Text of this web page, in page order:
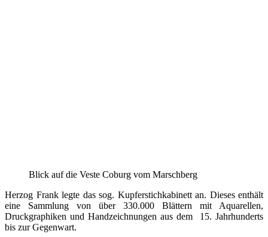
Blick auf die Veste Coburg vom Marschberg
Herzog Frank legte das sog. Kupferstichkabinett an. Dieses enthält
eine Sammlung von über 330.000 Blättern mit Aquarellen,
Druckgraphiken und Handzeichnungen aus dem 15. Jahrhunderts
bis zur Gegenwart.